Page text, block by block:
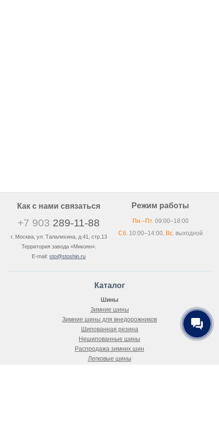
Как с нами связаться
+7 903 289-11-88
г. Москва, ул. Талалихина, д.41, стр.13
Территория завода «Микоян».
E-mail: sto@stoshin.ru
Режим работы
Пн.–Пт.09:00–18:00
Сб.10:00–14:00, Вс.выходной
Каталог
Шины
Зимние шины
Зимние шины для внедорожников
Шипованная резина
Нешипованные шины
Распродажа зимних шин
Легковые шины